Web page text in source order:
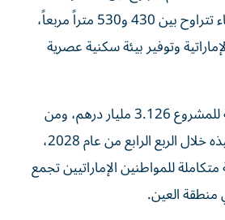
متر مربع، ومساحات بناء تتراوح بين 430 و530 متراً مربعاً،
وتوفير بيئة سكنية عصرية
وبلغت القيمة التطويرية للمشروع 3.126 مليار درهم، ومن
المتوقع الانتهاء من تنفيذه خلال الربع الرابع من عام 2028،
للمواطنين الإماراتيين تجمع
منطقة العين.